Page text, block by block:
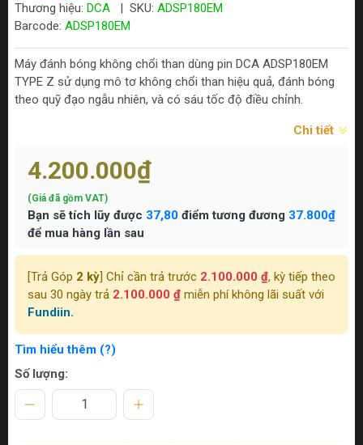
Thương hiệu: DCA SKU: ADSP180EM
Barcode: ADSP180EM
Máy đánh bóng không chổi than dùng pin DCA ADSP180EM
TYPE Z sử dụng mô tơ không chổi than hiệu quả, đánh bóng
theo quỹ đạo ngẫu nhiên, và có sáu tốc độ điều chỉnh.
Chi tiết
4.200.000₫
(Giá đã gồm VAT)
Bạn sẽ tích lũy được 37,80 điểm tương đương 37.800₫
để mua hàng lần sau
[Trả Góp 2 kỳ ] Chỉ cần trả trước 2.100.000 ₫, kỳ tiếp theo
sau 30 ngày trả 2.100.000 ₫ miễn phí không lãi suất với
Fundiin.
Tìm hiểu thêm (?)
Số lượng: